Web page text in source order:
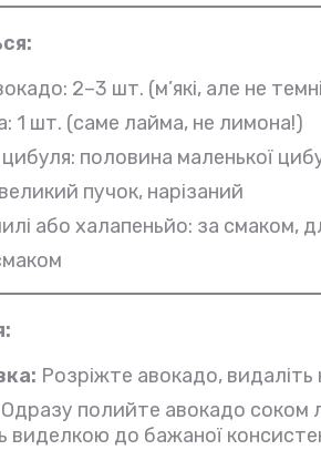
2–3 шт. (м’які, але не
1 шт. (саме лайма, не лимона!)
половина маленької
пучок, нарізаний
або халапеньйо: за смаком,
Розріжте авокадо, видаліть
Одразу полийте авокадо соком
виделкою до бажаної